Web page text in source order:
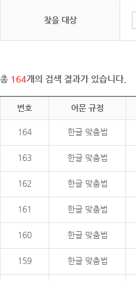
찾을 대상
총 164개의 검색 결과가 있습니다.
번호 어문 규정
164 한글 맞춤법
163 한글 맞춤법
162 한글 맞춤법
161 한글 맞춤법
160 한글 맞춤법
159 한글 맞춤법